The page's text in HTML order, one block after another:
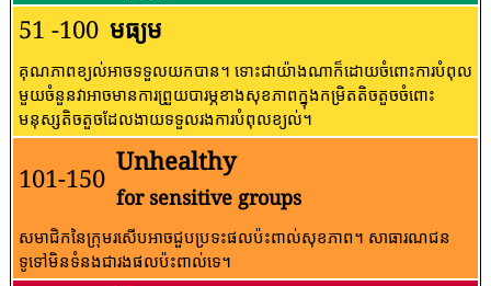
51 -100 មធ្យម
គុណភាពខ្យល់អាចទទួលយកបាន។ ទោះជាយ៉ាងណាក៏ដោយចំពោះការបំពុល
មួយចំនួនវាអាចមានការព្រួយបារម្ភខាងសុខភាពក្នុងកម្រិតតិចតួចចំពោះ
មនុស្សតិចតួចដែលងាយទទួលរងការបំពុលខ្យល់។
101-150
Unhealthy
for sensitive groups
សមាជិកនៃក្រុមរសើបអាចជួបប្រទះផលប៉ះពាល់សុខភាព។ សាធារណជន​
ទូទៅ​មិន​ទំនង​ជា​រង​ផល​ប៉ះពាល់​ទេ។